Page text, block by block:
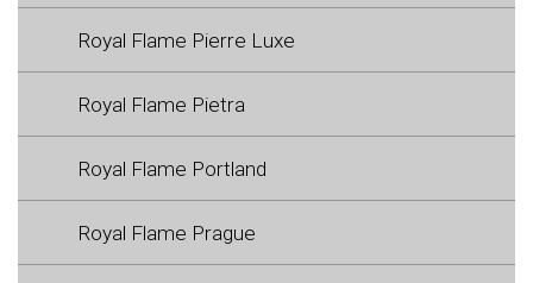
Royal Flame Pierre Luxe
Royal Flame Pietra
Royal Flame Portland
Royal Flame Prague